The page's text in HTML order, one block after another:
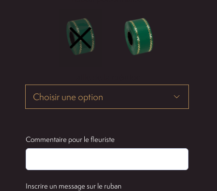

Commentaire pour le fleuriste
Inscrire un message sur le ruban